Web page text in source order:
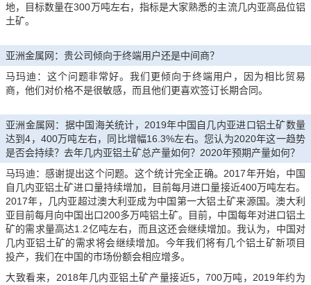
地，目标数量在300万吨左右，指标是大家熟悉的主流几内亚高品位铝
土矿。
亚洲金属网：贵公司倾向于终端用户还是中间商？
马玛迪：这个问题非常好。我们更倾向于终端用户，因为相比贸易
商，他们对价格不是很敏感，而且他们更喜欢签订长期合同。
亚洲金属网：据中国海关统计，2019年中国自几内亚进口铝土矿数量
达到4，400万吨左右，同比增幅16.3%左右。您认为2020年这一趋势
是否会持续？去年几内亚铝土矿总产量如何？2020年预期产量如何？
马玛迪：感谢提出这个问题。这个统计完全正确。2017年开始，中国
自几内亚铝土矿进口量持续增加，目前每月进口量接近400万吨左右。
2017年，几内亚超过澳大利亚成为中国第一大铝土矿来源国。澳大利
亚目前每月向中国出口200多万吨铝土矿。目前，中国每年对进口铝土
矿的需求量高达1.2亿吨左右，而且这还会继续增加。我认为，中国对
几内亚铝土矿的需求将会继续增加。今年我们将有几个铝土矿新项目
投产，我们在中国的市场份额会相应增多。
大致看来，2018年几内亚铝土矿产量接近5，700万吨，2019年约为